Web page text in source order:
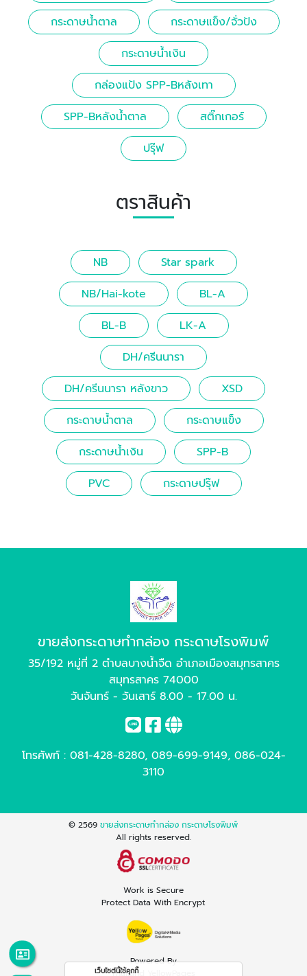
กระดาษน้ำตาล
กระดาษแข็ง/จั่วปัง
กระดาษน้ำเงิน
กล่องแป้ง SPP-Bหลังเทา
SPP-Bหลังน้ำตาล
สติ๊กเกอร์
ปรุ๊ฟ
ตราสินค้า
NB
Star spark
NB/Hai-kote
BL-A
BL-B
LK-A
DH/ครีนนารา
DH/ครีนนารา หลังขาว
XSD
กระดาษน้ำตาล
กระดาษแข็ง
กระดาษน้ำเงิน
SPP-B
PVC
กระดาษปรุ๊ฟ
ขายส่งกระดาษทำกล่อง กระดาษโรงพิมพ์
35/192 หมู่ที่ 2 ตำบลบางน้ำจืด อำเภอเมืองสมุทรสาคร
สมุทรสาคร 74000
วันจันทร์ - วันเสาร์ 8.00 - 17.00 น.
โทรศัพท์ : 081-428-8280, 089-699-9149, 086-024-
3110
© 2569ขายส่งกระดาษทำกล่อง กระดาษโรงพิมพ์
All rights reserved.
Work is Secure
Protect Data With Encrypt
Powered By
Thailand YellowPages
เว็บไซต์นี้ใช้คุกกี้